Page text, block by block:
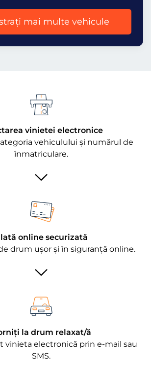
mai multe vehicule
vinietei electronice
vehiculului și numărul de
înmatriculare.
online securizată
drum ușor și în siguranță online.
la drum relaxat/ă
vinieta electronică prin e-mail sau
SMS.